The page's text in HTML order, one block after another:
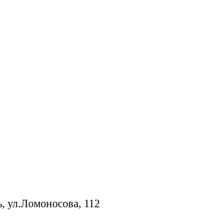
ул.Ломоносова, 112